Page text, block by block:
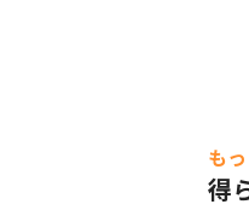
も
得